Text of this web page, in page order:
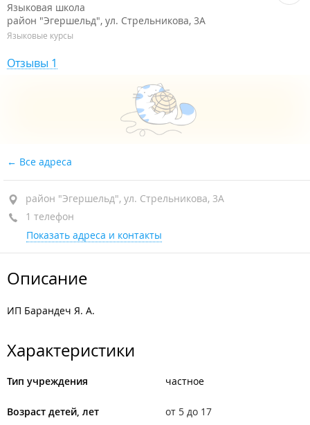
Языковая школа
район "Эгершельд", ул. Стрельникова, 3А
Языковые курсы
Отзывы 1
Все адреса
район "Эгершельд", ул. Стрельникова, 3А
1 телефон
Показать адреса и контакты
Описание
ИП Барандеч Я. А.
Характеристики
Тип учреждения частное
Возраст детей, лет от 5 до 17